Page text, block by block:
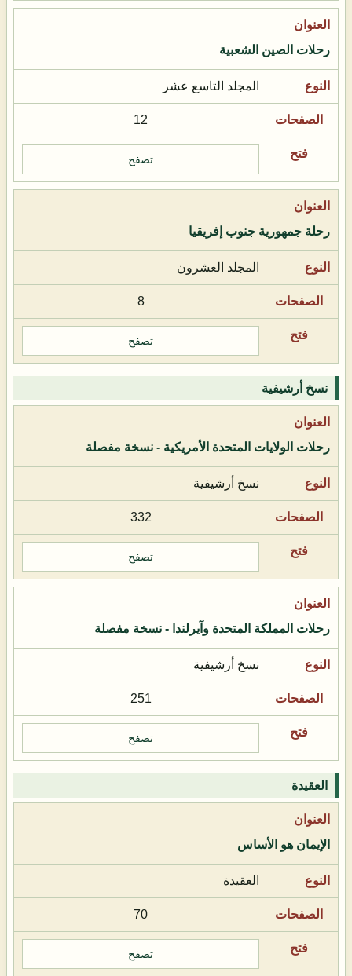
رحلات الصين الشعبية
المجلد التاسع عشر
12
تصفح
رحلة جمهورية جنوب إفريقيا
المجلد العشرون
8
تصفح
نسخ أرشيفية
رحلات الولايات المتحدة الأمريكية - نسخة مفصلة
نسخ أرشيفية
332
تصفح
رحلات المملكة المتحدة وآيرلندا - نسخة مفصلة
نسخ أرشيفية
251
تصفح
العقيدة
الإيمان هو الأساس
العقيدة
70
تصفح